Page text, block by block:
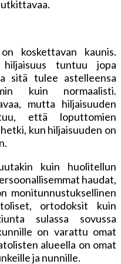
koskettavan kaunis.
hiljaisuus tuntuu jopa
sitä tulee astelleensa
kuin normaalisti.
mutta hiljaisuuden
että loputtomien
kun hiljaisuuden on
kuin huolitellun
haudat,
monitunnustuksellinen
ortodoksit kuin
sulassa sovussa
on varattu omat
alueella on omat
ja nunnille.